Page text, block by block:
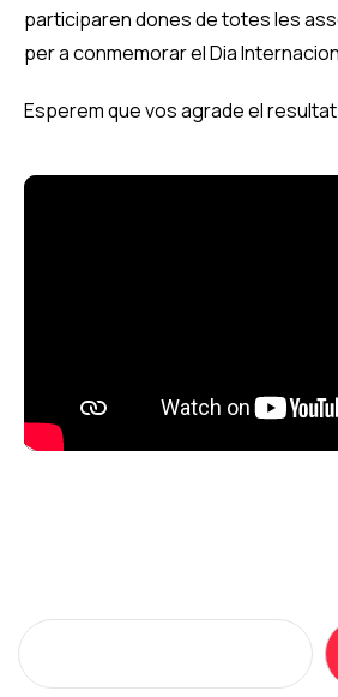
participaren dones de totes les
per a conmemorar el Dia
Esperem que vos agrade el